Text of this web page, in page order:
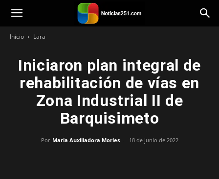
Noticias251
Inicio Lara
Iniciaron plan integral de
rehabilitación de vías en
Zona Industrial II de
Barquisimeto
Por María Auxiliadora Morles - 18 de junio de 2022